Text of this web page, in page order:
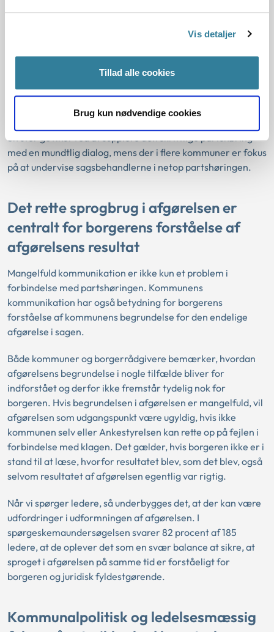
Vis detaljer
Tillad alle cookies
Brug kun nødvendige cookies
partshøring og borgerens faktiske oplevelse af at være
interviewede ledere og borgerrådgivere grundlæggende
formål fra kommunens side.
en stor gevinst ved at supplere den skriftlige partshøring
med en mundtlig dialog, mens der i flere kommuner er fokus
på at undervise sagsbehandlerne i netop partshøringen.
Det rette sprogbrug i afgørelsen er
centralt for borgerens forståelse af
afgørelsens resultat
Mangelfuld kommunikation er ikke kun et problem i
forbindelse med partshøringen. Kommunens
kommunikation har også betydning for borgerens
forståelse af kommunens begrundelse for den endelige
afgørelse i sagen.
Både kommuner og borgerrådgivere bemærker, hvordan
afgørelsens begrundelse i nogle tilfælde bliver for
indforstået og derfor ikke fremstår tydelig nok for
borgeren. Hvis begrundelsen i afgørelsen er mangelfuld, vil
afgørelsen som udgangspunkt være ugyldig, hvis ikke
kommunen selv eller Ankestyrelsen kan rette op på fejlen i
forbindelse med klagen. Det gælder, hvis borgeren ikke er i
stand til at læse, hvorfor resultatet blev, som det blev, også
selvom resultatet af afgørelsen egentlig var rigtig.
Når vi spørger ledere, så underbygges det, at der kan være
udfordringer i udformningen af afgørelsen. I
spørgeskemaundersøgelsen svarer 82 procent af 185
ledere, at de oplever det som en svær balance at sikre, at
sproget i afgørelsen på samme tid er forståeligt for
borgeren og juridisk fyldestgørende.
Kommunalpolitisk og ledelsesmæssig